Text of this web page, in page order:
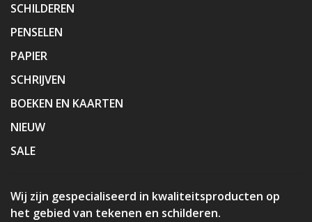
SCHILDEREN
PENSELEN
PAPIER
SCHRIJVEN
BOEKEN EN KAARTEN
NIEUW
SALE
Wij zijn gespecialiseerd in kwaliteitsproducten op
het gebied van tekenen en schilderen.